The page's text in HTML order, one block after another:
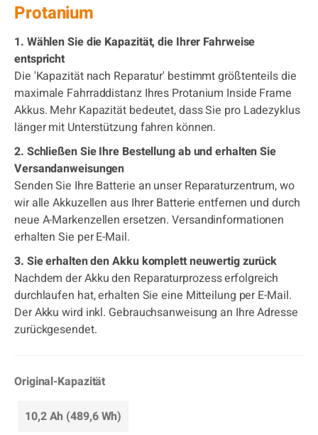
Protanium
1. Wählen Sie die Kapazität, die Ihrer Fahrweise
entspricht
Die 'Kapazität nach Reparatur' bestimmt größtenteils die
maximale Fahrraddistanz Ihres Protanium Inside Frame
Akkus. Mehr Kapazität bedeutet, dass Sie pro Ladezyklus
länger mit Unterstützung fahren können.
2. Schließen Sie Ihre Bestellung ab und erhalten Sie
Versandanweisungen
Senden Sie Ihre Batterie an unser Reparaturzentrum, wo
wir alle Akkuzellen aus Ihrer Batterie entfernen und durch
neue A-Markenzellen ersetzen. Versandinformationen
erhalten Sie per E-Mail.
3. Sie erhalten den Akku komplett neuwertig zurück
Nachdem der Akku den Reparaturprozess erfolgreich
durchlaufen hat, erhalten Sie eine Mitteilung per E-Mail.
Der Akku wird inkl. Gebrauchsanweisung an Ihre Adresse
zurückgesendet.
Original-Kapazität
10,2 Ah (489,6 Wh)